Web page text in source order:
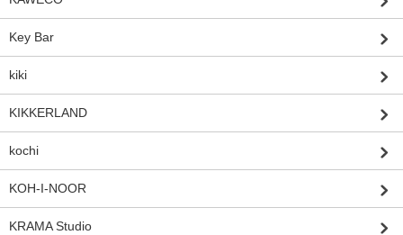
Key Bar
kiki
KIKKERLAND
kochi
KOH-I-NOOR
KRAMA Studio